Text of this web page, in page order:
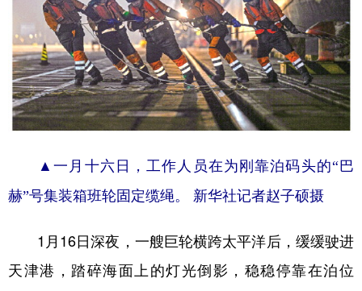
访谈 视频 图片 政务
法律 中央文件 金融 汽车
食品 人居 信息化 数字经济
学术中国 乡村振兴 银龄 溯源中国
彩票 娱乐 时尚 悦读
公益 一带一路 亚太网 上市公司
文化产业
▲一月十六日，工作人员在为刚靠泊码头的“巴
赫”号集装箱班轮固定缆绳。 新华社记者赵子硕摄
1月16日深夜，一艘巨轮横跨太平洋后，缓缓驶进
天津港，踏碎海面上的灯光倒影，稳稳停靠在泊位